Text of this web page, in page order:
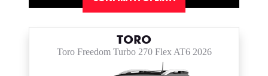
TORO
Toro Freedom Turbo 270 Flex AT6 2026